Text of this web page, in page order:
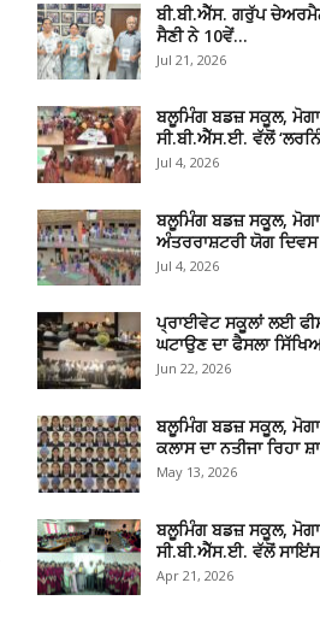
ਬੀ.ਬੀ.ਐੱਸ. ਗਰੁੱਪ
ਸੈਣੀ ਨੇ 10ਵੇਂ…
Jul 21, 2026
ਬਲੂਮਿੰਗ ਬਡਜ਼ ਸਕੂਲ,
ਸੀ.ਬੀ.ਐੱਸ.ਈ. ਵੱਲੋਂ
Jul 4, 2026
ਬਲੂਮਿੰਗ ਬਡਜ਼ ਸਕੂਲ,
ਅੰਤਰਰਾਸ਼ਟਰੀ ਯੋਗ
Jul 4, 2026
ਪ੍ਰਾਈਵੇਟ ਸਕੂਲਾਂ ਲਈ
ਘਟਾਉਣ ਦਾ ਫੈਸਲਾ
Jun 22, 2026
ਬਲੂਮਿੰਗ ਬਡਜ਼ ਸਕੂਲ, ਮੋਗਾ
ਕਲਾਸ ਦਾ ਨਤੀਜਾ ਰਿਹਾ
May 13, 2026
ਬਲੂਮਿੰਗ ਬਡਜ਼ ਸਕੂਲ,
ਸੀ.ਬੀ.ਐੱਸ.ਈ. ਵੱਲੋਂ
Apr 21, 2026